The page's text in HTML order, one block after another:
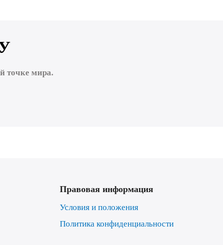
точке мира.
Правовая информация
Условия и положения
Политика конфиденциальности